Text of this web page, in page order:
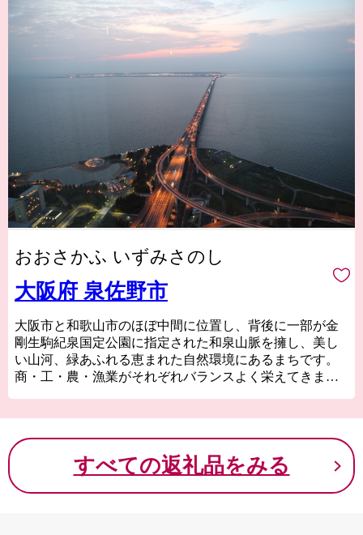
おおさかふ いずみさのし
大阪府 泉佐野市
大阪市と和歌山市のほぼ中間に位置し、背後に一部が金
剛生駒紀泉国定公園に指定された和泉山脈を擁し、美し
い山河、緑あふれる恵まれた自然環境にあるまちです。
商・工・農・漁業がそれぞれバランスよく栄えてきまし
結ぶ玄関都市として、21世紀にふさわしい国際都市をめ
ざしてまちづくりに取り組んでいます。
すべての返礼品をみる